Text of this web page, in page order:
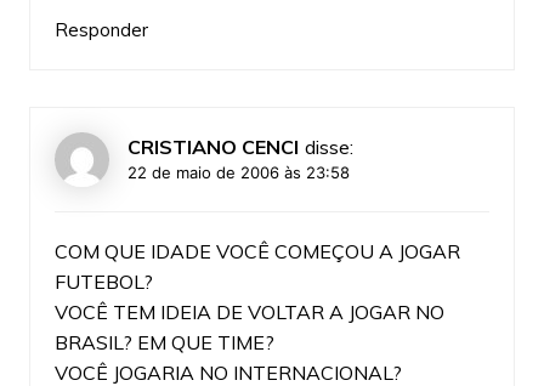
Responder
CRISTIANO CENCI disse:
22 de maio de 2006 às 23:58
COM QUE IDADE VOCÊ COMEÇOU A JOGAR
FUTEBOL?
VOCÊ TEM IDEIA DE VOLTAR A JOGAR NO
BRASIL? EM QUE TIME?
VOCÊ JOGARIA NO INTERNACIONAL?